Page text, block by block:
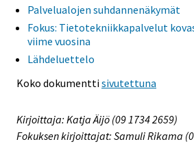
Palvelualojen suhdannenäkymät
Fokus: Tietotekniikkapalvelut
viime vuosina
Lähdeluettelo
Koko dokumenttisivutettuna
Kirjoittaja: Katja Äijö (09 1734 2659)
Fokuksen kirjoittajat: Samuli Rikama